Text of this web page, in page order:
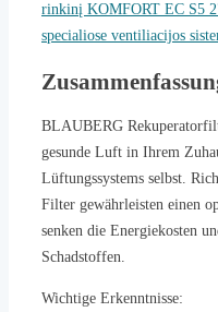
rinkinį KOMFORT EC S5
specialiose ventiliacijos
BLAUBERG
gesunde Luft in Ihrem
Lüftungssystems selbst.
Filter gewährleisten einen
senken die Energiekosten
Schadstoffen.
Wichtige Erkenntnisse: